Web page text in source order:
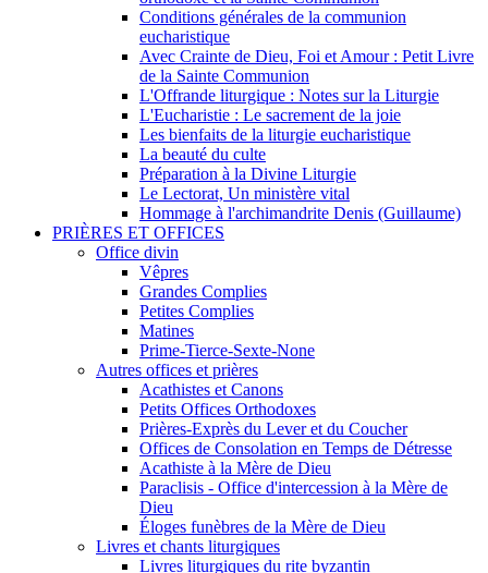
Conditions générales de la communion
eucharistique
Avec Crainte de Dieu, Foi et Amour : Petit Livre
de la Sainte Communion
L'Offrande liturgique : Notes sur la Liturgie
L'Eucharistie : Le sacrement de la joie
Les bienfaits de la liturgie eucharistique
La beauté du culte
Préparation à la Divine Liturgie
Le Lectorat, Un ministère vital
Hommage à l'archimandrite Denis (Guillaume)
PRIÈRES ET OFFICES
Office divin
Vêpres
Grandes Complies
Petites Complies
Matines
Prime-Tierce-Sexte-None
Autres offices et prières
Acathistes et Canons
Petits Offices Orthodoxes
Prières-Exprès du Lever et du Coucher
Offices de Consolation en Temps de Détresse
Acathiste à la Mère de Dieu
Paraclisis - Office d'intercession à la Mère de
Dieu
Éloges funèbres de la Mère de Dieu
Livres et chants liturgiques
Livres liturgiques du rite byzantin